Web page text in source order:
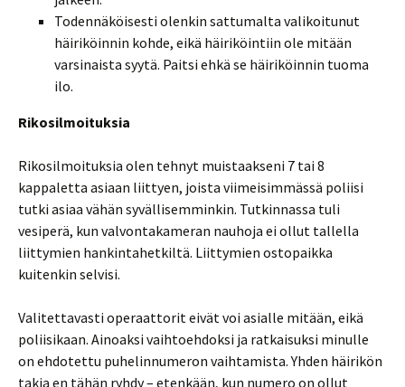
Todennäköisesti olenkin sattumalta valikoitunut
häiriköinnin kohde, eikä häiriköintiin ole mitään
varsinaista syytä. Paitsi ehkä se häiriköinnin tuoma
ilo.
Rikosilmoituksia
Rikosilmoituksia olen tehnyt muistaakseni 7 tai 8
kappaletta asiaan liittyen, joista viimeisimmässä poliisi
tutki asiaa vähän syvällisemminkin. Tutkinnassa tuli
vesiperä, kun valvontakameran nauhoja ei ollut tallella
liittymien hankintahetkiltä. Liittymien ostopaikka
kuitenkin selvisi.
Valitettavasti operaattorit eivät voi asialle mitään, eikä
poliisikaan. Ainoaksi vaihtoehdoksi ja ratkaisuksi minulle
on ehdotettu puhelinnumeron vaihtamista. Yhden häirikön
takia en tähän ryhdy – etenkään, kun numero on ollut